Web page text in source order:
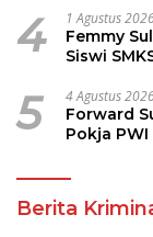
4 1 Agustus
Femmy
Siswi
5 4 Agustus
Forward
Pokja
Berita